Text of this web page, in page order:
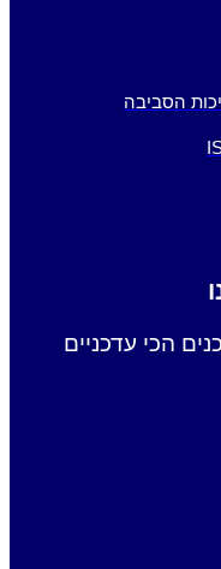
הסביבה
הכי עדכניים